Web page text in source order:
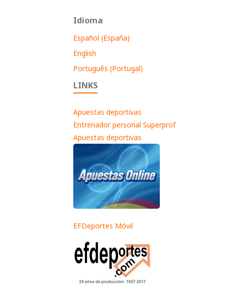
Idioma
Español (España)
English
Português (Portugal)
LINKS
Apuestas deportivas
Entrenador personal Superprof
Apuestas deportivas
EFDeportes Móvil